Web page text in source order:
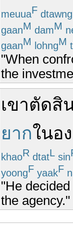
meuuaF dtawng
gaanM damM
gaanM lohngM
"When
the
เขาตัดสิ
ยากในอ
khaoR dtatL sin
yoongF yaakF
"He
the agency."